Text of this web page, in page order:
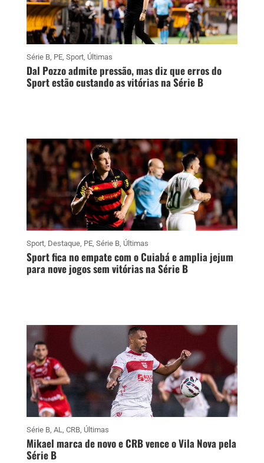
Série B, PE, Sport, Últimas
Dal Pozzo admite pressão, mas diz que erros do
Sport estão custando as vitórias na Série B
Sport, Destaque, PE, Série B, Últimas
Sport fica no empate com o Cuiabá e amplia jejum
para nove jogos sem vitórias na Série B
Série B, AL CRB, Últimas
Mikael marca de novo e CRB vence o Vila Nova pela
Série B